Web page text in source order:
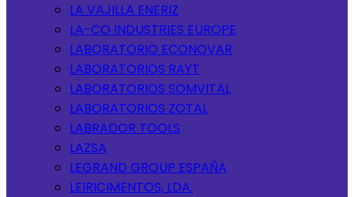
LA VAJILLA ENERIZ
LA-CO INDUSTRIES EUROPE
LABORATORIO ECONOVAR
LABORATORIOS RAYT
LABORATORIOS SOMVITAL
LABORATORIOS ZOTAL
LABRADOR TOOLS
LAZSA
LEGRAND GROUP ESPAÑA
LEIRICIMENTOS, LDA.